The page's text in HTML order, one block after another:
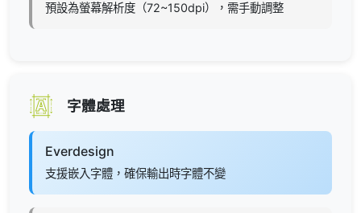
預設為螢幕解析度（72~150dpi），需手動調整
字體處理
Everdesign
支援嵌入字體，確保輸出時字體不變